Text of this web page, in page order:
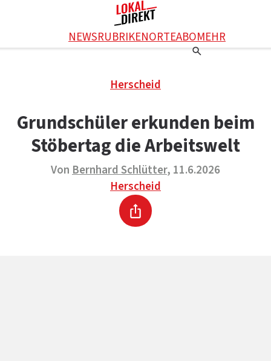
NEWSRUBRIKENORTEABOMEHR
Werbung schalten
Kontakt
Das Team
KONTAKT
DAS TEAM
ÜBER UNS
Herscheid
Grundschüler erkunden beim
Stöbertag die Arbeitswelt
VonBernhard Schlütter, 11.6.2026
Herscheid
Drucken